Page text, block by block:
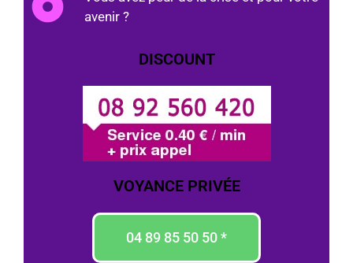
avenir ?
DISCOUNT
VOYANCE PRIVÉE
04 89 85 50 50 *